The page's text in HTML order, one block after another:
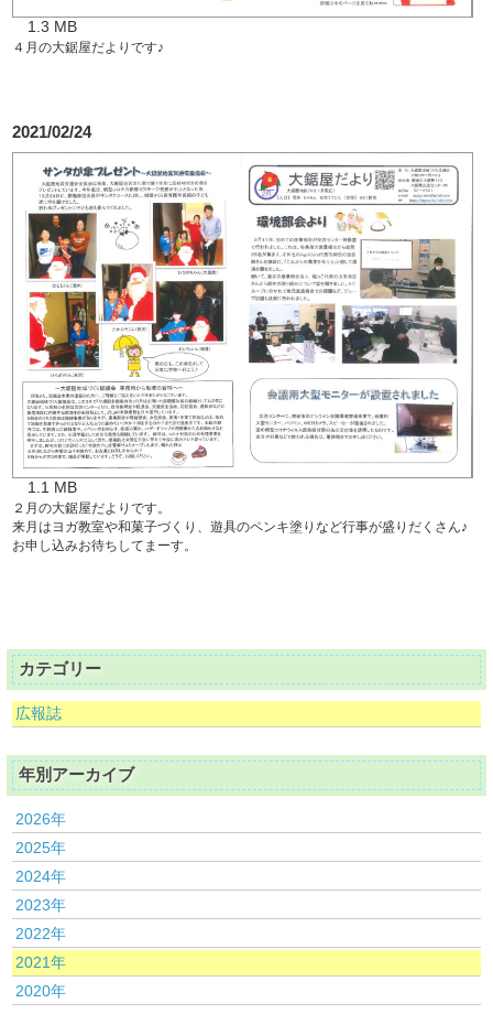
1.3 MB
４月の大鋸屋だよりです♪
2021/02/24
1.1 MB
２月の大鋸屋だよりです。
来月はヨガ教室や和菓子づくり、遊具のペンキ塗りなど行事が盛りだくさん♪
お申し込みお待ちしてまーす。
カテゴリー
広報誌
年別アーカイブ
2026年
2025年
2024年
2023年
2022年
2021年
2020年